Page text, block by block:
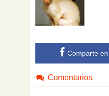
Comparte
Comentarios